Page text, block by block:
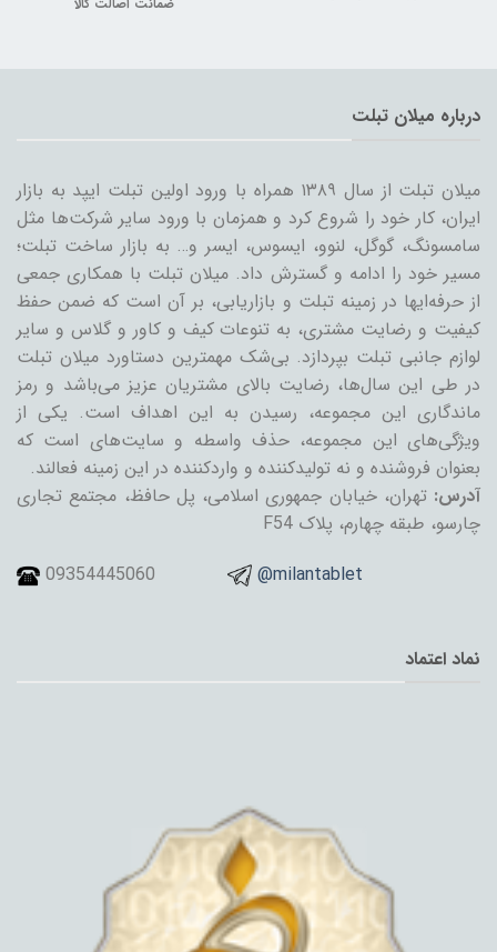
ضمانت اصالت کالا
درباره میلان تبلت
میلان تبلت از سال ۱۳۸۹ همراه با ورود اولین تبلت ایپد به بازار
ایران، کار خود را شروع کرد و همزمان با ورود سایر شرکت‌ها مثل
سامسونگ، گوگل، لنوو، ایسوس، ایسر و… به بازار ساخت تبلت؛
مسیر خود را ادامه و گسترش داد. میلان تبلت با همکاری جمعی
از حرفه‌ایها در زمینه تبلت و بازاریابی، بر آن است که ضمن حفظ
کیفیت و رضایت مشتری، به تنوعات کیف و کاور و گلاس و سایر
لوازم جانبی تبلت بپردازد. بی‌شک مهمترین دستاورد میلان تبلت
در طی این سال‌ها، رضایت بالای مشتریان عزیز می‌باشد و رمز
ماندگاری این مجموعه، رسیدن به این اهداف است. یکی از
ویژگی‌های این مجموعه، حذف واسطه و سایت‌های است که
بعنوان فروشنده و نه تولیدکننده و واردکننده در این زمینه فعالند.
آدرس: تهران، خیابان جمهوری اسلامی، پل حافظ، مجتمع تجاری
چارسو، طبقه چهارم، پلاک F54
09354445060
@milantablet
نماد اعتماد